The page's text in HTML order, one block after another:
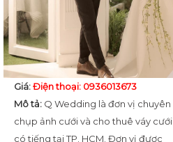
Giá:Điện thoại: 0936013673
Mô tả: Q Wedding là đơn vị chuyên
chụp ảnh cưới và cho thuê váy cưới
có tiếng tại TP. HCM. Đơn vị được